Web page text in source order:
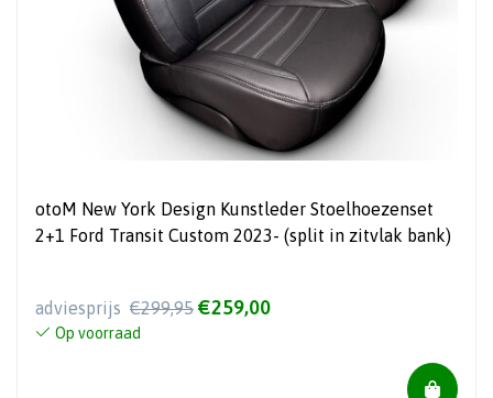
otoM New York Design Kunstleder Stoelhoezenset
2+1 Ford Transit Custom 2023- (split in zitvlak bank)
adviesprijs €299,95 €259,00
Op voorraad